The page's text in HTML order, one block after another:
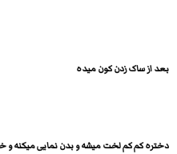
بعد از ساک زدن کون میده
دختره کم کم لخت میشه و بدن نمایی میکنه و